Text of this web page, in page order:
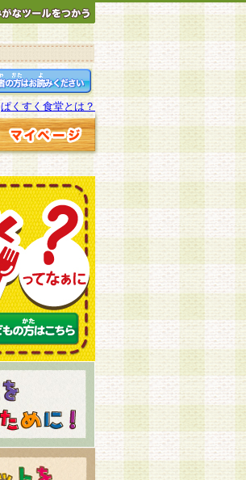
ぱくすく食堂とは？